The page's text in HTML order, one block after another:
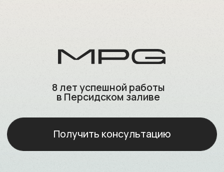
Проконсультироваться
Открытие корпоративных счётов
Регистрация компаний
Бухгалтерское сопровождение и аудит
Операционная и административная поддержка
Сопровождение сделок M&A
Консультирование по выходу на рынок
Представление в органах власти и деловых